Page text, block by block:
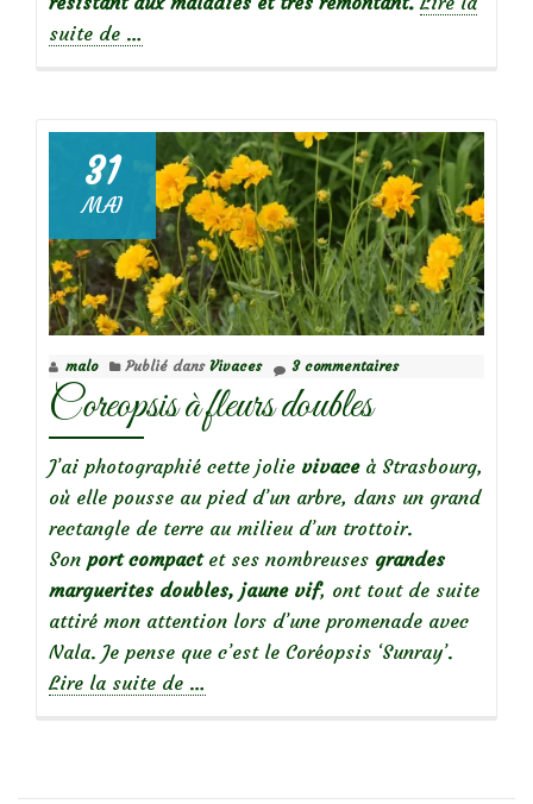
suite de à
Focus
sur
le
rosier
Mythique
…
31
MAI
malo Publié dans Vivaces 3 commentaires
Coreopsis à fleurs doubles
J’ai photographié cette jolie vivaceà Strasbourg,
où elle pousse au pied d’un arbre, dans un grand
rectangle de terre au milieu d’un trottoir.
Son port compactet ses nombreuses grandes
marguerites doubles, jaune vif, ont tout de suite
attiré mon attention lors d’une promenade avec
Nala. Je pense que c’est le Coréopsis ‘Sunray’.
Lire la suite de à
…